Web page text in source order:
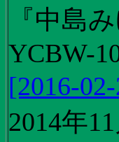
『中島
YCBW-
[2016-
2014年